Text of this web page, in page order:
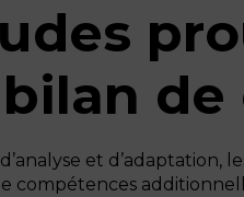
bilan
et
compétences